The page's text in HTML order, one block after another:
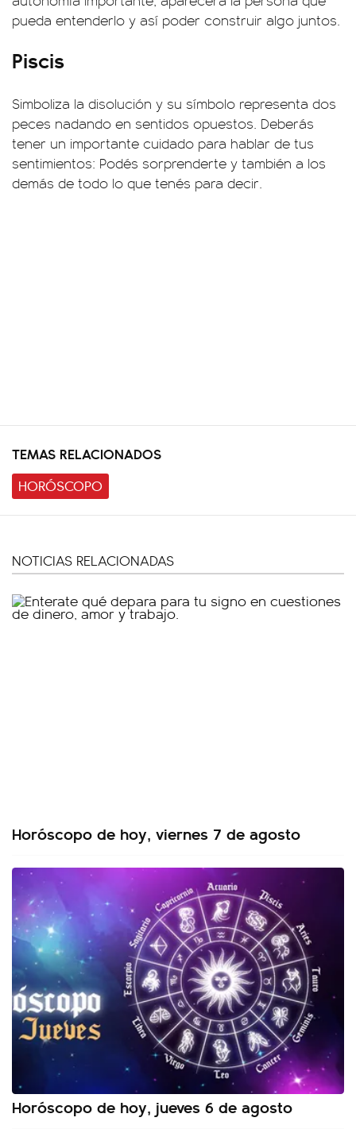
pueda entenderlo y así poder construir algo juntos.
Piscis
Simboliza la disolución y su símbolo representa dos
peces nadando en sentidos opuestos. Deberás
tener un importante cuidado para hablar de tus
sentimientos: Podés sorprenderte y también a los
demás de todo lo que tenés para decir.
TEMAS RELACIONADOS
HORÓSCOPO
NOTICIAS RELACIONADAS
Horóscopo de hoy, viernes 7 de agosto
Horóscopo de hoy, jueves 6 de agosto